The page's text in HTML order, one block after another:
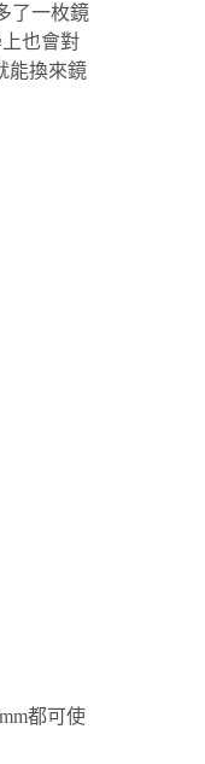
了一枚鏡
也會對
能換來鏡
都可使